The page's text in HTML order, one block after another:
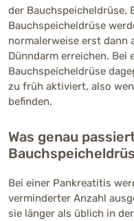
der Bauchspeicheldrüse.
Bauchspeicheldrüse
normalerweise erst dann
Dünndarm erreichen. Bei
Bauchspeicheldrüse
zu früh aktiviert, also
befinden.
Was genau
Bei einer Pankreatitis
verminderter Anzahl
sie länger als üblich in